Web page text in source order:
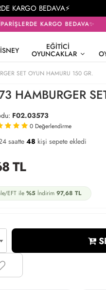
KARGO BEDAVA⚡
KARGO BEDAVA✨
EĞITICI
OYUNCAKLAR
SET OYUN HAMURU 150 GR.
HAMBURGER
F02.03573
0 Değerlendirme
27saatte50kişi sepete ekledi
21
TL
EFT ile %5İndirim 97,68 TL